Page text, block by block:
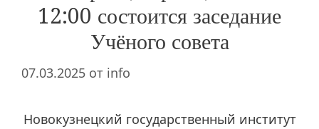
12:00 состоится заседание
Учёного совета
07.03.2025 от info
Новокузнецкий государственный институт